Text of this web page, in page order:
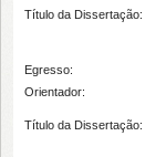
Título da Dissertação:
Egresso:
Orientador:
Título da Dissertação: